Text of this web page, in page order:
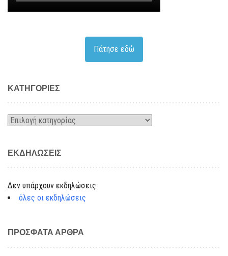
Πάτησε εδώ
KΑΤΗΓΟΡΊΕΣ
Kατηγορίες
ΕΚΔΗΛΏΣΕΙΣ
Δεν υπάρχουν εκδηλώσεις
όλες οι εκδηλώσεις
ΠΡΌΣΦΑΤΑ ΆΡΘΡΑ